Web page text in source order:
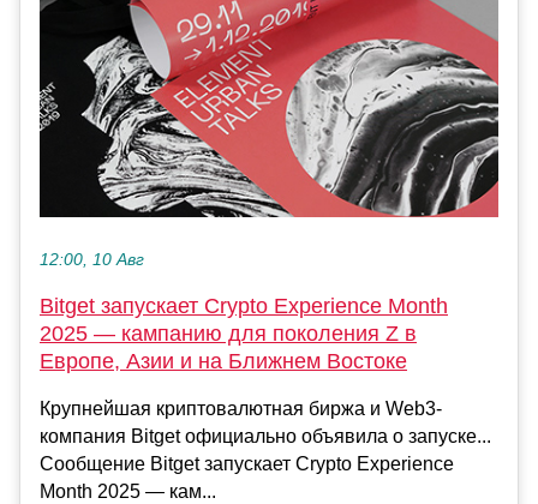
12:00, 10 Авг
Bitget запускает Crypto Experience Month
2025 — кампанию для поколения Z в
Европе, Азии и на Ближнем Востоке
Крупнейшая криптовалютная биржа и Web3-
компания Bitget официально объявила о запуске...
Сообщение Bitget запускает Crypto Experience
Month 2025 — кам...